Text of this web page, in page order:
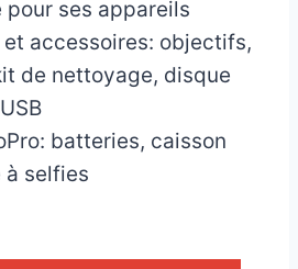
pour ses appareils
accessoires: objectifs,
de nettoyage, disque
batteries, caisson
à selfies